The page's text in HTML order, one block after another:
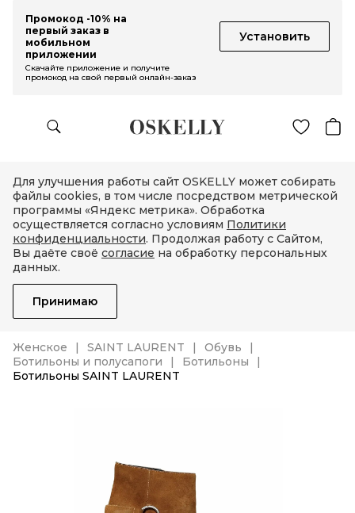
Промокод -10% на
первый заказ в
мобильном
приложении
Установить
Скачайте приложение и получите
промокод на свой первый онлайн-заказ
Для улучшения работы сайт OSKELLY может собирать
файлы cookies, в том числе посредством метрической
программы «Яндекс метрика». Обработка
осуществляется согласно условиям Политики
конфиденциальности. Продолжая работу с Сайтом,
Вы даёте своё согласие на обработку персональных
данных.
Принимаю
Женское SAINT LAURENT
Обувь
Ботильоны и полусапоги
Ботильоны
Ботильоны SAINT LAURENT